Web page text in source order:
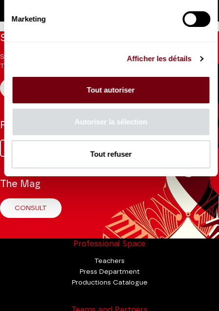
Marketing
Afficher les détails
Tout autoriser
Autoriser la sélection
Tout refuser
Stay informed
Sign up for the newsletter to receive updates from the
Theatre.
Follow us
The Mag
CONSULT
Professional Space
Teachers
Press Department
Productions Catalogue